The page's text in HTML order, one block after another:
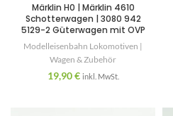
Märklin H0 | Märklin 4610
Schotterwagen | 3080 942
5129-2 Güterwagen mit OVP
Modelleisenbahn Lokomotiven |
Wagen & Zubehör
19,90€ inkl. MwSt.